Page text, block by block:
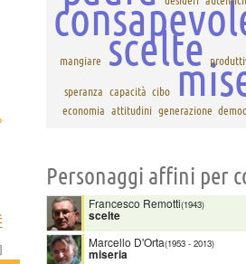
]
mangiare scelte
speranza capacità cibo
economia attitudini generazione
Personaggi affini per
Francesco Remotti(1943)
scelte
Marcello D'Orta(1953 - 2013)
miseria